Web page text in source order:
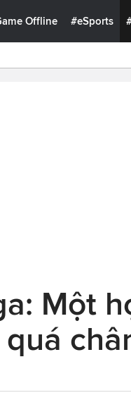
Offline #eSports
Một